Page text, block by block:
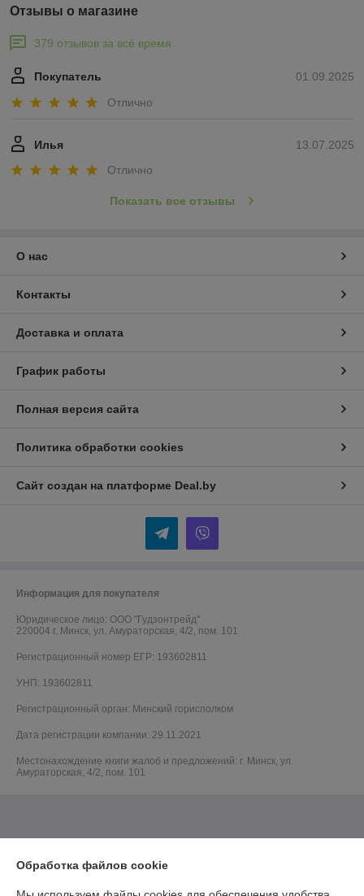
Отзывы о магазине
379 отзывов за всё время
01.09.2025
Покупатель
Отлично
13.07.2025
Илья
Отлично
Показать все отзывы
О нас
Контакты
Доставка и оплата
График работы
Полная версия сайта
Политика обработки cookies
Сайт создан на платформе Deal.by
Информация для покупателя
Юридическое лицо: ООО "Гудзонтрейд"
220004 г. Минск, ул. Амураторская, 4/2, пом. 101
Регистрационный номер ЕГР: 193602811
УНП: 193602811
Регистрационный орган: Минский горисполком
Дата регистрации компании: 29.11.2021
Местонахождение книги жалоб и предложений: г. Минск, ул.
Амураторская, 4/2, пом. 101
Обработка файлов cookie